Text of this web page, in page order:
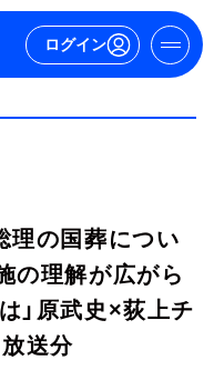
ログイン
理の国葬につい
の理解が広がら
」原武史×荻上チ
送分